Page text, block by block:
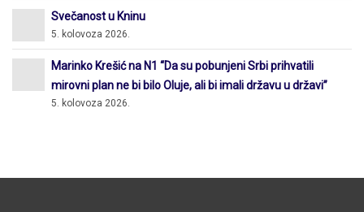
Svečanost u Kninu
5. kolovoza 2026.
Marinko Krešić na N1 “Da su pobunjeni Srbi prihvatili
mirovni plan ne bi bilo Oluje, ali bi imali državu u državi”
5. kolovoza 2026.